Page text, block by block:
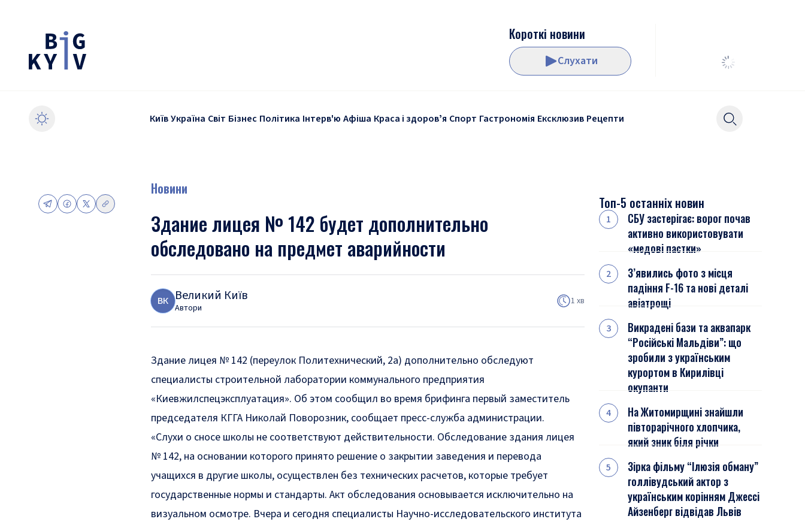
Короткі новини
Слухати
КиївУкраїна Світ Бізнес Політика Інтерв'ю Афіша Краса і здоровʼя Спорт Гастрономія Ексклюзив Рецепти
Новини
Здание лицея № 142 будет дополнительно
обследовано на предмет аварийности
ВК Великий Київ
Автори
1 хв
Здание лицея № 142 (переулок Политехнический, 2а) дополнительно обследуют
специалисты строительной лаборатории коммунального предприятия
«Киевжилспецэксплуатация». Об этом сообщил во время брифинга первый заместитель
председателя КГГА Николай Поворозник, сообщает пресс-служба администрации.
«Слухи о сносе школы не соответствуют действительности. Обследование здания лицея
№ 142, на основании которого принято решение о закрытии заведения и перевода
учащихся в другие школы, осуществлен без технических расчетов, которые требует
государственные нормы и стандарты. Акт обследования основывается исключительно на
визуальном осмотре. Вчера и сегодня специалисты Научно-исследовательского института
Топ-5 останніх новин
СБУ застерігає: ворог почав
активно використовувати
«медові пастки»
З’явились фото з місця
падіння F-16 та нові деталі
авіатрощі
Викрадені бази та аквапарк
“Російські Мальдіви”: що
зробили з українським
курортом в Кирилівці
окупанти
На Житомирщині знайшли
півторарічного хлопчика,
який зник біля річки
Зірка фільму “Ілюзія обману”
голлівудський актор з
українським корінням Джессі
Айзенберг відвідав Львів